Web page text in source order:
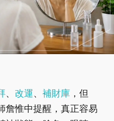
、 改運、 補財庫 ，但
詹惟中提醒，真正容易